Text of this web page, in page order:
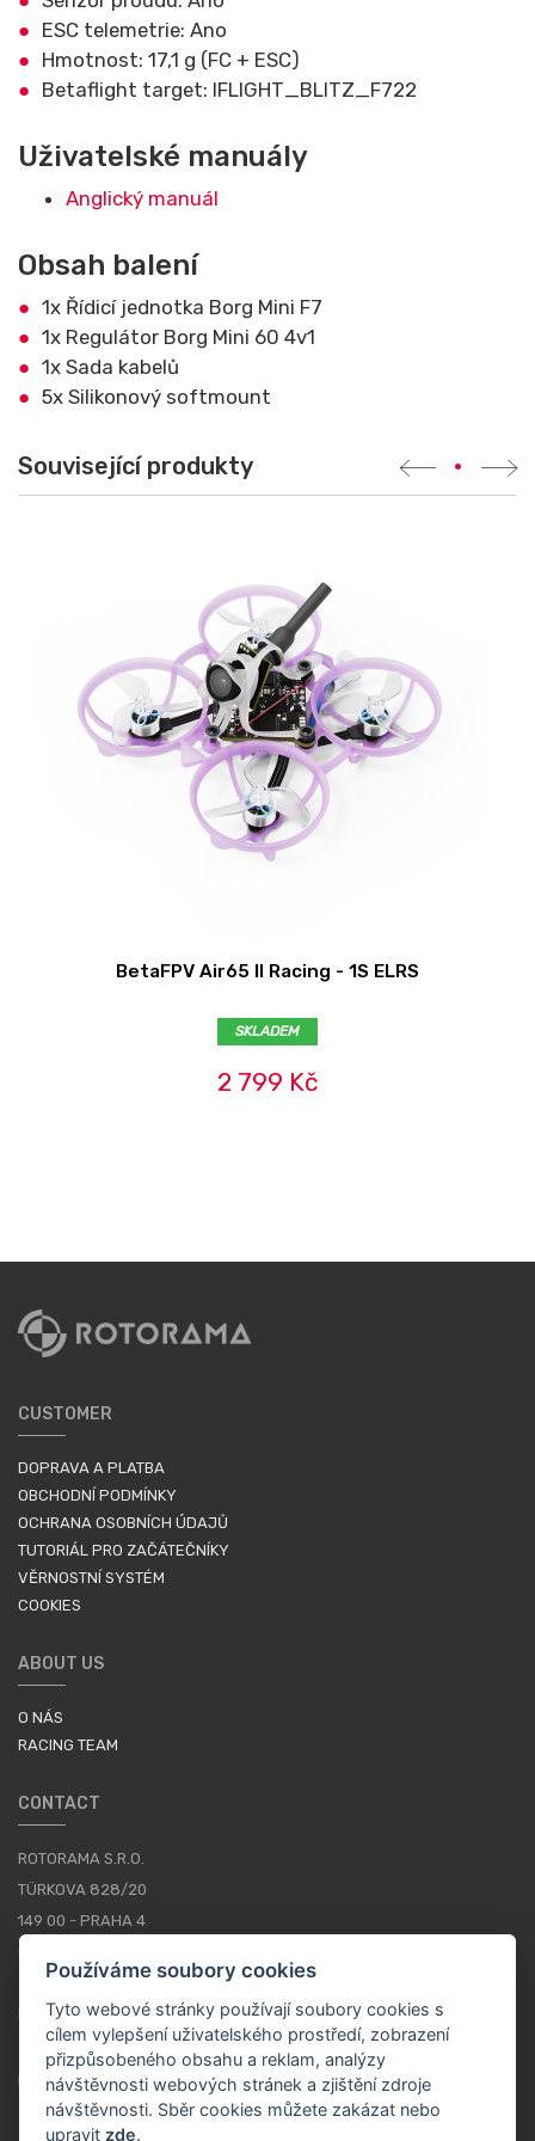
ESC telemetrie: Ano
Hmotnost: 17,1 g (FC + ESC)
Betaflight target: IFLIGHT_BLITZ_F722
Uživatelské manuály
Anglický manuál
Obsah balení
1x Řídicí jednotka Borg Mini F7
1x Regulátor Borg Mini 60 4v1
1x Sada kabelů
5x Silikonový softmount
Související produkty •
BetaFPV Air65 II Racing - 1S ELRS
SKLADEM
2 799 Kč
CUSTOMER
DOPRAVA A PLATBA
OBCHODNÍ PODMÍNKY
OCHRANA OSOBNÍCH ÚDAJŮ
TUTORIÁL PRO ZAČÁTEČNÍKY
VĚRNOSTNÍ SYSTÉM
COOKIES
ABOUT US
O NÁS
RACING TEAM
CONTACT
ROTORAMA S.R.O.
TÜRKOVA 828/20
149 00 - PRAHA 4
+420 252 252 098
PROVOZNÍ DOBA: PONDĚLÍ - PÁTEK, 10-16
KONTAKTY
Používáme soubory cookies
Tyto webové stránky používají soubory cookies s
cílem vylepšení uživatelského prostředí, zobrazení
přizpůsobeného obsahu a reklam, analýzy
návštěvnosti webových stránek a zjištění zdroje
návštěvnosti. Sběr cookies můžete zakázat nebo
upravit zde.